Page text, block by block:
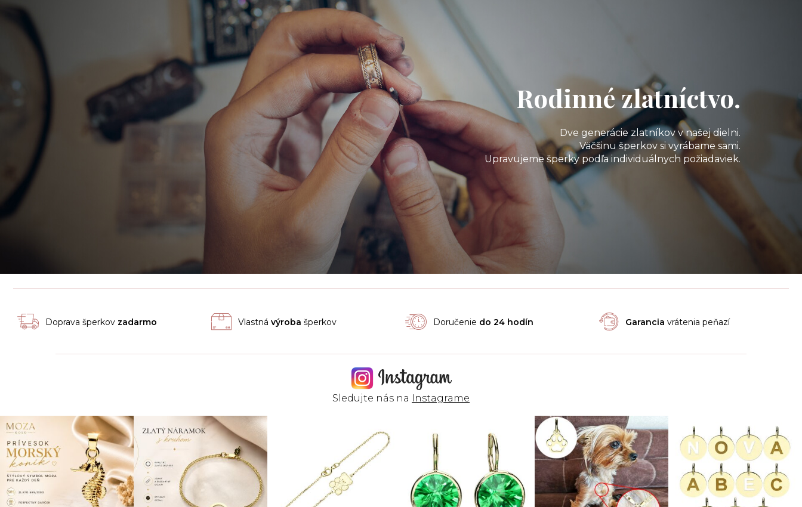
Rodinné zlatníctvo.
Dve generácie zlatníkov v našej dielni.
Väčšinu šperkov si vyrábame sami.
Upravujeme šperky podľa individuálnych požiadaviek.
Doprava šperkov zadarmo Vlastná výroba šperkov Doručenie do 24 hodín Garancia vrátenia peňazí
Sledujte nás na Instagrame